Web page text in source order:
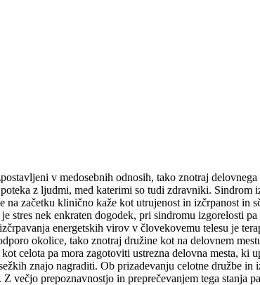
v medosebnih odnosih, tako znotraj
z ljudmi, med katerimi so tudi zdravniki. Sindrom
začetku klinično kaže kot utrujenost in izčrpanost in
nek enkraten dogodek, pri sindromu izgorelosti
energetskih virov v človekovemu telesu je
okolice, tako znotraj družine kot na delovnem
celota pa mora zagotoviti ustrezna delovna mesta,
znajo nagraditi. Ob prizadevanju celotne družbe in
prepoznavnostjo in preprečevanjem tega stanja